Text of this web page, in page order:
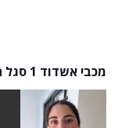
מכבי אשדוד 1 סגל הקבוצה